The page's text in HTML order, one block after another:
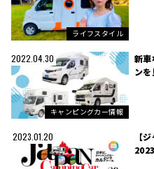
ライフスタイル
2022.04.30
キャンピングカー情報
新車
ンを
2023.01.20
【